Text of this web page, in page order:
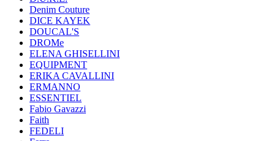
Denim Couture
DICE KAYEK
DOUCAL'S
DROMe
ELENA GHISELLINI
EQUIPMENT
ERIKA CAVALLINI
ERMANNO
ESSENTIEL
Fabio Gavazzi
Faith
FEDELI